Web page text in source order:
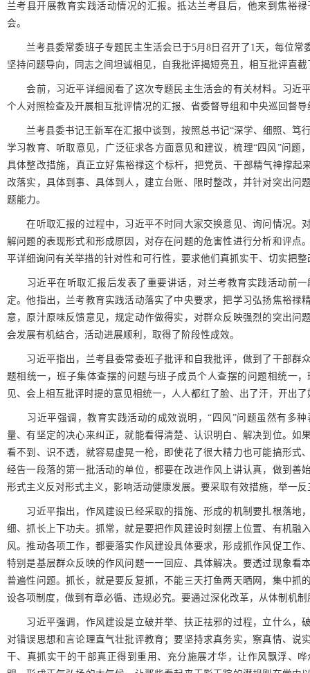
兰考县开展教育实践活动情况的汇报。抵达兰考县后，他来到焦裕
会。
兰考县委常委班子专题民主生活会已于5月8日召开了1天，每位常
坚持问题导向，同志之间坦诚相见，自我批评揭短亮丑，相互批评直
会前，习近平详细阅看了这次专题民主生活会的有关材料。习近
个人对照检查及开展相互批评情况的汇报、省委督导组和中央巡回督
兰考县委书记王新军在汇报中谈到，按照总书记“深学、细照、笃
学习教育、听取意见，广泛征求各方面意见和建议，梳理“四风”问题
具体整改措施，真正立好焦裕禄这个标杆，把党员、干部精气神撑起
改落实，具体到事、具体到人，建立台账、限时整改，并针对突出问
题能力。
在听取汇报的过程中，习近平不时同大家交换意见、询问情况。
解问题的表现形式和形成原因，对存在问题的危害性进行分析和评点
平详细询问有关举措的针对性和可行性，要求他们真抓实干、切实把
习近平在听取汇报后发表了重要讲话，对兰考教育实践活动前一
定。他指出，兰考教育实践活动落实了中央要求，把学习弘扬焦裕禄
意，原汁原味反馈意见，规定动作做得实，对群众反映强烈的突出问
会发展有机结合，活动进展顺利，取得了阶段性成效。
习近平指出，兰考县委常委班子批评和自我批评，做到了干部群
题相统一，班子集体查摆的问题与班子成员个人查摆的问题相统一
见、会上相互批评时提的意见相统一，人人都红了脸、出了汗，开出
习近平强调，教育实践活动的成效说明，“四风”问题虽然有多种
量、有坚定的决心来纠正，就能看得清楚、认识明白、解决到位。如
看不到、识不透，就容易虚晃一枪，即使花了很大精力也可能搞形式
经告一段落的第一批活动的单位，都要在改进作风上讲认真，做到善
形式主义反对形式主义，影响活动健康发展。要采取有效措施，举一
习近平指出，作风建设已经采取的措施、形成的机制要扎根落地
细、抓长上下功夫。抓常，就是要把作风建设时刻摆上位置、有机融
风。推动各项工作，都要落实作风建设具体要求，形成抓作风促工作
特别是基层群众反映的作风问题一一回应、具体解决。要透过现象看
普遍性问题。抓长，就是要反复抓，不能三天打鱼两天晒网，集中抓
设各项制度，做到有章必循、违规必究。要通过深化改革，从体制机
习近平强调，作风建设是立破并举、扶正祛邪的过程，立什么，
对错误思想和言论理直气壮批评教育；要坚持求真务实，察真情、说
干、真抓实干的干部真正得到重用、充分施展才华，让作风飘浮、